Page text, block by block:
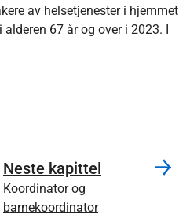
av helsetjenester i hjemmet
67 år og over i 2023. I
Neste kapittel
Koordinator og
barnekoordinator